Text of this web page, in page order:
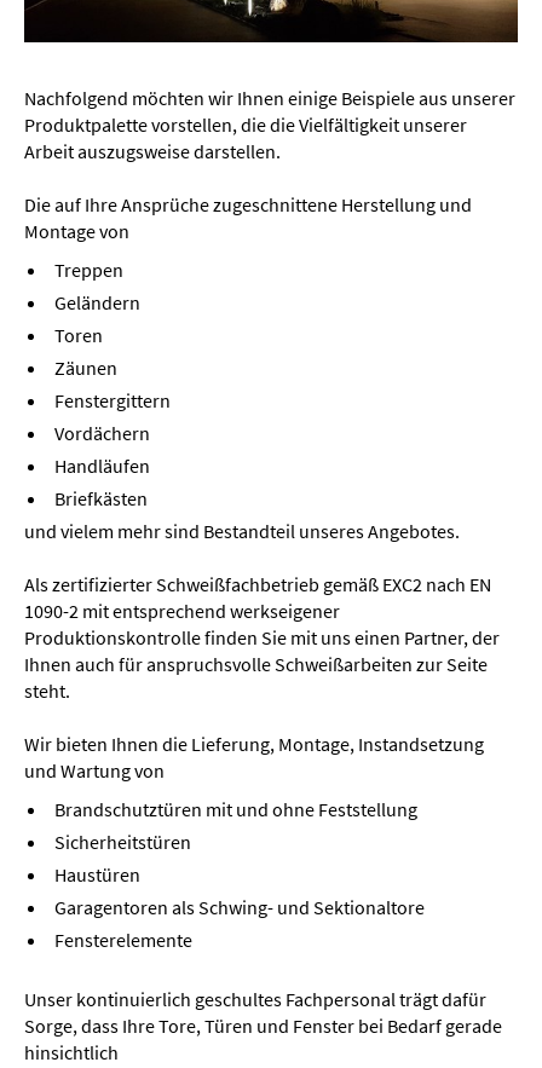
Nachfolgend möchten wir Ihnen einige Beispiele aus unserer
Produktpalette vorstellen, die die Vielfältigkeit unserer
Arbeit auszugsweise darstellen.
Die auf Ihre Ansprüche zugeschnittene Herstellung und
Montage von
Treppen
Geländern
Toren
Zäunen
Fenstergittern
Vordächern
Handläufen
Briefkästen
und vielem mehr sind Bestandteil unseres Angebotes.
Als zertifizierter Schweißfachbetrieb gemäß EXC2 nach EN
1090-2 mit entsprechend werkseigener
Produktionskontrolle finden Sie mit uns einen Partner, der
Ihnen auch für anspruchsvolle Schweißarbeiten zur Seite
steht.
Wir bieten Ihnen die Lieferung, Montage, Instandsetzung
und Wartung von
Brandschutztüren mit und ohne Feststellung
Sicherheitstüren
Haustüren
Garagentoren als Schwing- und Sektionaltore
Fensterelemente
Unser kontinuierlich geschultes Fachpersonal trägt dafür
Sorge, dass Ihre Tore, Türen und Fenster bei Bedarf gerade
hinsichtlich